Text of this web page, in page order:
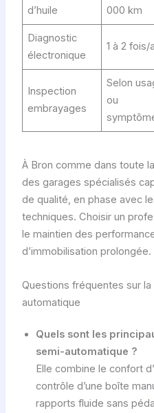
d’huile
000 km
Diagnostic
électronique
1 à 2 fois/
Inspection
embrayages
Selon
ou
À Bron comme dans toute
des garages spécialisés
de qualité, en phase avec
techniques. Choisir un
le maintien des
d’immobilisation prolongée.
Questions fréquentes sur
automatique
Quels sont les
semi-automatique ?
Elle combine le confort
contrôle d’une boîte
rapports fluide sans